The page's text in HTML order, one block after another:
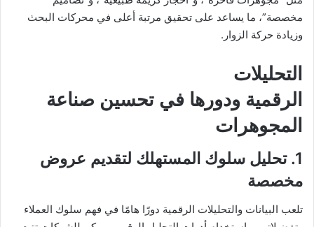
مخصصة”، ما يساعد على تحقيق مرتبة أعلى في محركات البحث
وزيادة حركة الزوار.
التحليلات
الرقمية ودورها في تحسين صناعة
المجوهرات
1. تحليل سلوك المستهلك لتقديم عروض
مخصصة
تلعب البيانات والتحليلات الرقمية دورًا هامًا في فهم سلوك العملاء